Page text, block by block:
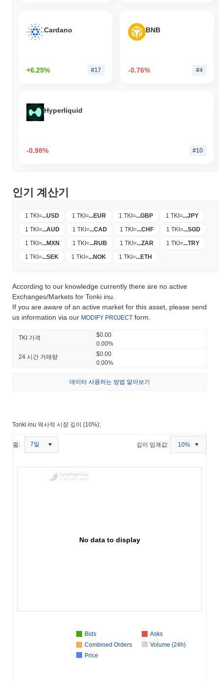
Cardano
+6.25% #17
BNB
-0.76% #4
Hyperliquid
-0.98% #10
인기 계산기
1 TKI=...USD 1 TKI=...EUR 1 TKI=...GBP 1 TKI=...JPY
1 TKI=...AUD 1 TKI=...CAD 1 TKI=...CHF 1 TKI=...SGD
1 TKI=...MXN 1 TKI=...RUB 1 TKI=...ZAR 1 TKI=...TRY
1 TKI=...SEK 1 TKI=...NOK 1 TKI=...ETH
According to our knowledge currently there are no active
Exchanges/Markets for Tonki inu.
If you are aware of an active market for this asset, please send
us information via our MODIFY PROJECT form.
TKI 가격
$0.00
0.00%
24 시간 거래량
$0.00
0.00%
데이터 사용하는 방법 알아보기
Tonki inu 역사적 시장 깊이 (10%):
줌: 7일 깊이 임계값: 10%
No data to display
Bids
Asks
Combined Orders
Volume (24h)
Price